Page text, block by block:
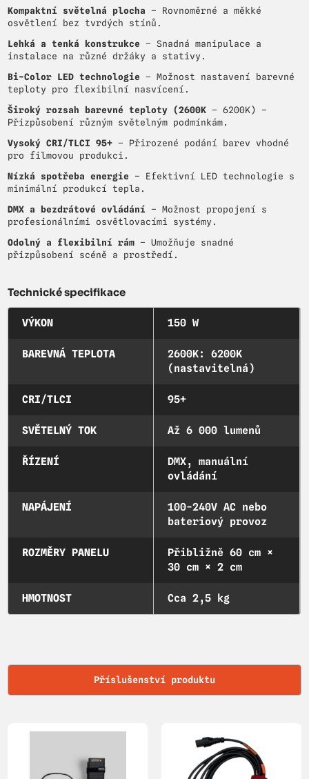
Kompaktní světelná plocha – Rovnoměrné a měkké
osvětlení bez tvrdých stínů.
Lehká a tenká konstrukce – Snadná manipulace a
instalace na různé držáky a stativy.
Bi-Color LED technologie – Možnost nastavení barevné
teploty pro flexibilní nasvícení.
Široký rozsah barevné teploty (2600K – 6200K) –
Přizpůsobení různým světelným podmínkám.
Vysoký CRI/TLCI 95+ – Přirozené podání barev vhodné
pro filmovou produkci.
Nízká spotřeba energie – Efektivní LED technologie s
minimální produkcí tepla.
DMX a bezdrátové ovládání – Možnost propojení s
profesionálními osvětlovacími systémy.
Odolný a flexibilní rám – Umožňuje snadné
přizpůsobení scéně a prostředí.
Technické specifikace
VÝKON 150 W
BAREVNÁ TEPLOTA
2600K: 6200K
(nastavitelná)
CRI/TLCI 95+
SVĚTELNÝ TOK Až 6 000 lumenů
ŘÍZENÍ
DMX, manuální
ovládání
NAPÁJENÍ
100-240V AC nebo
bateriový provoz
ROZMĚRY PANELU
Přibližně 60 cm ×
30 cm × 2 cm
HMOTNOST Cca 2,5 kg
Příslušenství produktu